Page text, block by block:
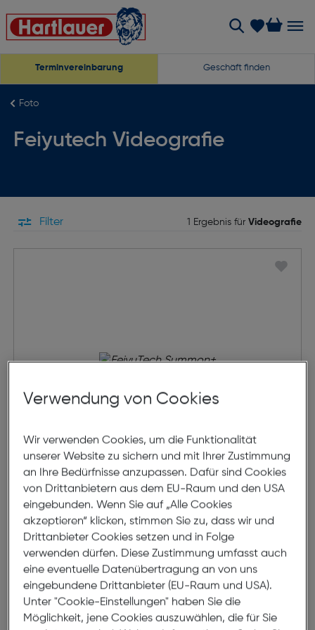
Terminvereinbarung Geschäft finden
Foto
Feiyutech Videografie
Filter 1 Ergebnis für Videografie
FeiyuTech Summon+
€ 79,00
in den Warenkorb
Beratung
Verwendung von Cookies
Wir verwenden Cookies, um die Funktionalität
unserer Website zu sichern und mit Ihrer Zustimmung
an Ihre Bedürfnisse anzupassen. Dafür sind Cookies
von Drittanbietern aus dem EU-Raum und den USA
eingebunden. Wenn Sie auf „Alle Cookies
akzeptieren“ klicken, stimmen Sie zu, dass wir und
Drittanbieter Cookies setzen und in Folge
verwenden dürfen. Diese Zustimmung umfasst auch
eine eventuelle Datenübertragung an von uns
eingebundene Drittanbieter (EU-Raum und USA).
Unter "Cookie-Einstellungen" haben Sie die
Möglichkeit, jene Cookies auszuwählen, die für Sie